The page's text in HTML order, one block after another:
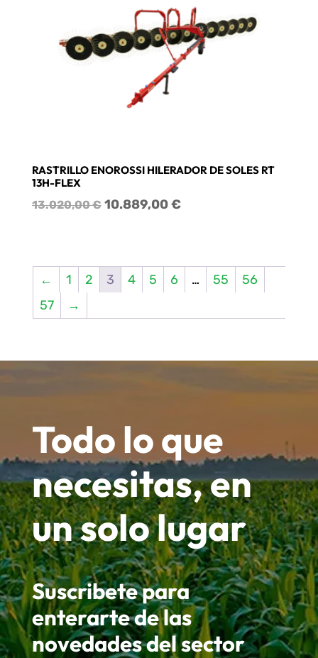
RASTRILLO ENOROSSI HILERADOR DE SOLES RT
13H-FLEX
13.020,00€ El
13.020,00 €.
10.889,00€El
10.889,00 €.
← 1 2 3 4 5 6 … 55
56
57
→
Todo lo que
necesitas, en
un solo lugar
Suscribete para
enterarte de las
novedades del sector